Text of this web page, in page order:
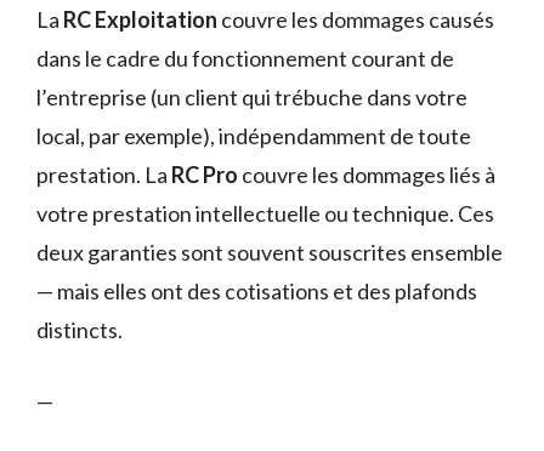
La RC Exploitation couvre les dommages causés
dans le cadre du fonctionnement courant de
l’entreprise (un client qui trébuche dans votre
local, par exemple), indépendamment de toute
prestation. La RC Pro couvre les dommages liés à
votre prestation intellectuelle ou technique. Ces
deux garanties sont souvent souscrites ensemble
— mais elles ont des cotisations et des plafonds
distincts.
—